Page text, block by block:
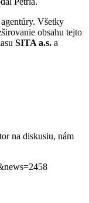
Všetky
obsahu tejto
SITA a.s. a
na diskusiu, nám